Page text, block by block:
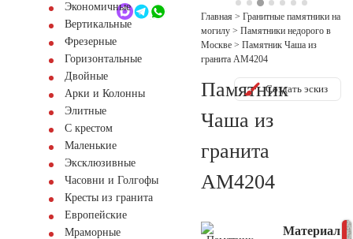
Обратный звонокЭкономичные
Вертикальные
Фрезерные
Горизонтальные
Двойные
Арки и Колонны
Элитные
С крестом
Маленькие
Эксклюзивные
Часовни и Голгофы
Кресты из гранита
Европейские
Мраморные
Главная > Гранитные памятники на
могилу > Памятники недорого в
Москве > Памятник Чаша из
гранита AM4204
Памятник
Чаша из
гранита
AM4204
Создать эскиз
Материал